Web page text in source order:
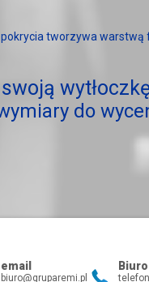
tworzywa
do
email
biuro@gruparemi.pl
Biuro